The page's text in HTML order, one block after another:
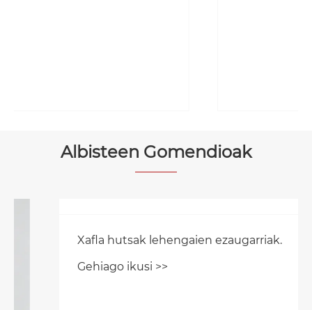
Albisteen Gomendioak